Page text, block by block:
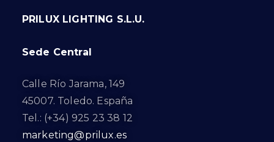
PRILUX LIGHTING S.L.U.
Sede Central
Calle Río Jarama, 149
45007. Toledo. España
Tel.: (+34) 925 23 38 12
marketing@prilux.es